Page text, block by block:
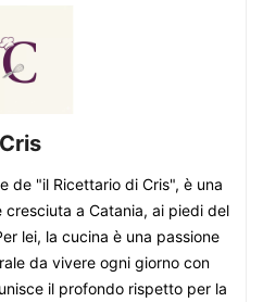
Cris
de "il Ricettario di Cris", è una
a Catania, ai piedi del
lei, la cucina è una passione
da vivere ogni giorno con
il profondo rispetto per la